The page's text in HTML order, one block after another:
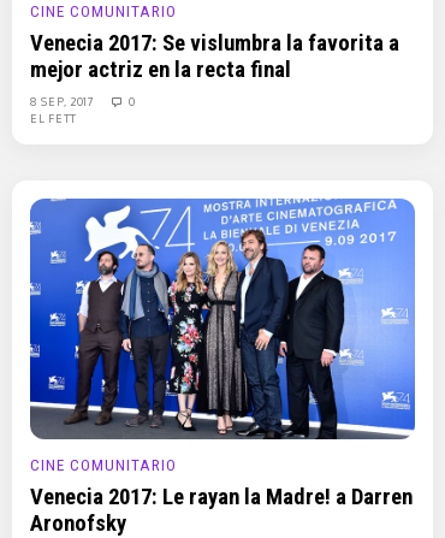
CINE COMUNITARIO
Venecia 2017: Se vislumbra la favorita a
mejor actriz en la recta final
8 SEP, 2017
0
EL FETT
CINE COMUNITARIO
Venecia 2017: Le rayan la Madre! a Darren
Aronofsky